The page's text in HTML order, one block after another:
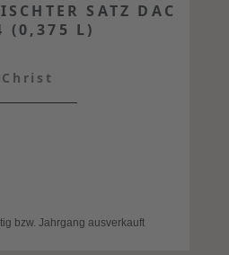
SATZ DAC
(0,375 L)
Christ
bzw. Jahrgang ausverkauft